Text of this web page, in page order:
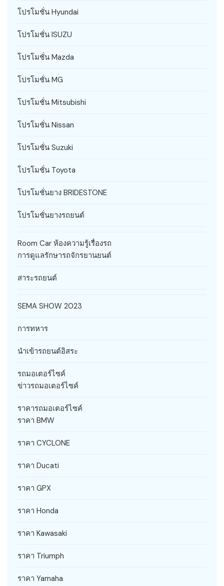
โปรโมชั่น Hyundai
โปรโมชั่น ISUZU
โปรโมชั่น Mazda
โปรโมชั่น MG
โปรโมชั่น Mitsubishi
โปรโมชั่น Nissan
โปรโมชั่น Suzuki
โปรโมชั่น Toyota
โปรโมชั่นยาง BRIDESTONE
โปรโมชั่นยางรถยนต์
Room Car ห้องความรู้เรื่องรถ
การดูแลรักษารถจักรยานยนต์
สาระรถยนต์
SEMA SHOW 2023
การทหาร
นำเข้ารถยนต์อิสระ
รถมอเตอร์ไซค์
ข่าวรถมอเตอร์ไซค์
ราคารถมอเตอร์ไซค์
ราคา BMW
ราคา CYCLONE
ราคา Ducati
ราคา GPX
ราคา Honda
ราคา Kawasaki
ราคา Triumph
ราคา Yamaha